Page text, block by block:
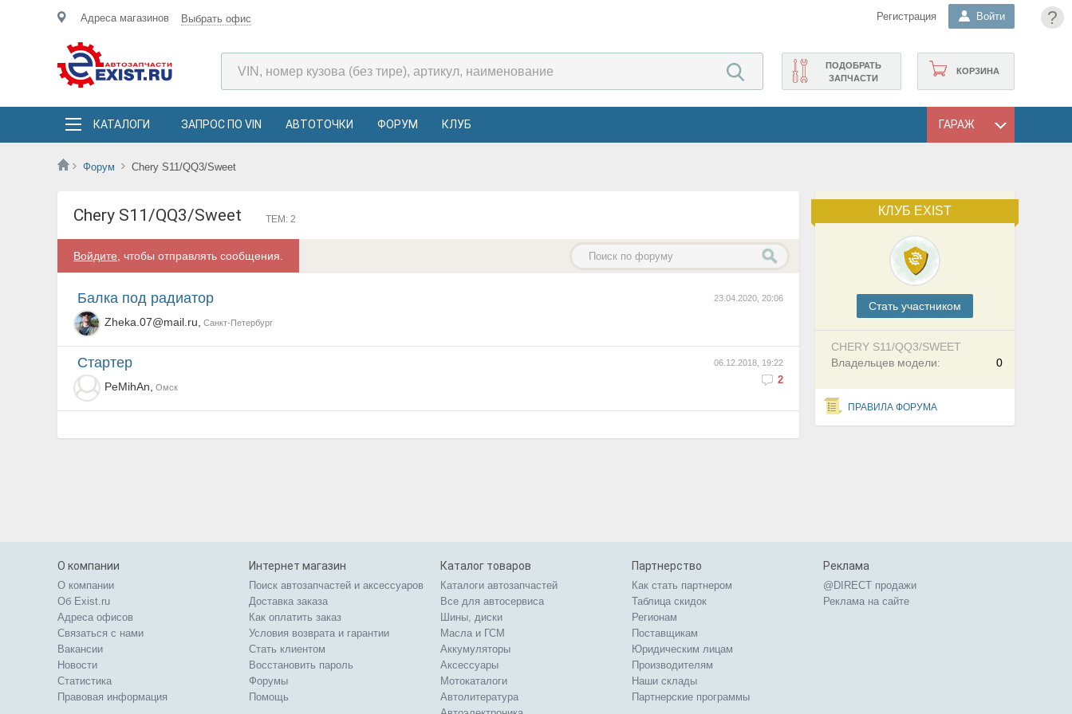
?
Адреса магазинов Выбрать офис Регистрация Войти
КОРЗИНА
ПОДОБРАТЬ
ЗАПЧАСТИ
КАТАЛОГИ ЗАПРОС ПО VIN АВТОТОЧКИ ФОРУМ КЛУБ ГАРАЖ
Форум Chery S11/QQ3/Sweet
КЛУБ EXIST
Cтать участником
CHERY S11/QQ3/SWEET
0
Владельцев модели:
ПРАВИЛА ФОРУМА
Chery S11/QQ3/Sweet ТЕМ: 2
Войдите , чтобы отправлять сообщения.
23.04.2020, 20:06
Балка под радиатор
Zheka.07@mail.ru, Санкт-Петербург
06.12.2018, 19:22
2
Стартер
PeMihAn, Омск
О компании
О компании
Об Exist.ru
Адреса офисов
Связаться с нами
Вакансии
Новости
Статистика
Правовая информация
Интернет магазин
Поиск автозапчастей и аксессуаров
Доставка заказа
Как оплатить заказ
Условия возврата и гарантии
Стать клиентом
Восстановить пароль
Форумы
Помощь
Каталог товаров
Каталоги автозапчастей
Все для автосервиса
Шины, диски
Масла и ГСМ
Аккумуляторы
Аксессуары
Мотокаталоги
Автолитература
Партнерство
Как стать партнером
Таблица скидок
Регионам
Поставщикам
Юридическим лицам
Производителям
Наши склады
Партнерские программы
Реклама
@DIRECT продажи
Реклама на сайте